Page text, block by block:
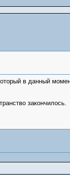
в данный
закончилось.